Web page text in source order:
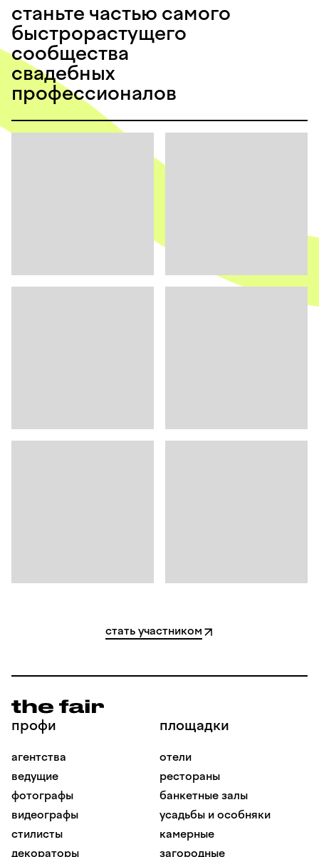
станьте частью самого
быстрорастущего
сообщества
свадебных
профессионалов
стать участником
профи
агентства
ведущие
фотографы
видеографы
стилисты
декораторы
площадки
отели
рестораны
банкетные залы
усадьбы и особняки
камерные
загородные